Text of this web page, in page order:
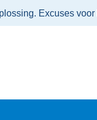
Excuses voor